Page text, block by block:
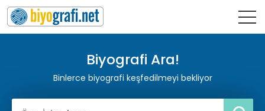
Biyografi Ara!
Binlerce biyografi keşfedilmeyi bekliyor